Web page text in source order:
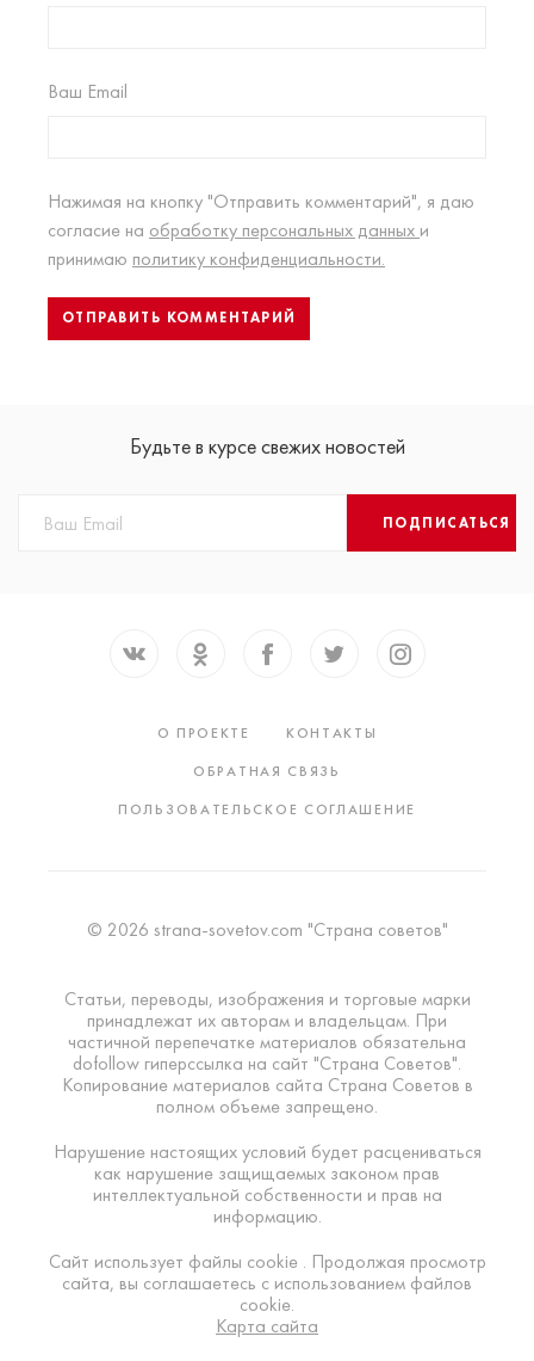
Ваш Email
Нажимая на кнопку "Отправить комментарий", я даю
согласие на обработку персональных данных и
принимаю политику конфиденциальности.
Будьте в курсе свежих новостей
ПОДПИСАТЬСЯ
О ПРОЕКТЕ
КОНТАКТЫ
ОБРАТНАЯ СВЯЗЬ
ПОЛЬЗОВАТЕЛЬСКОЕ СОГЛАШЕНИЕ
© 2026 strana-sovetov.com "Страна советов"
Статьи, переводы, изображения и торговые марки
принадлежат их авторам и владельцам. При
частичной перепечатке материалов обязательна
dofollow гиперссылка на сайт "Страна Советов".
Копирование материалов сайта Страна Советов в
полном объеме запрещено.
Нарушение настоящих условий будет расцениваться
как нарушение защищаемых законом прав
интеллектуальной собственности и прав на
информацию.
Сайт использует файлы cookie . Продолжая просмотр
сайта, вы соглашаетесь с использованием файлов
cookie.
Карта сайта